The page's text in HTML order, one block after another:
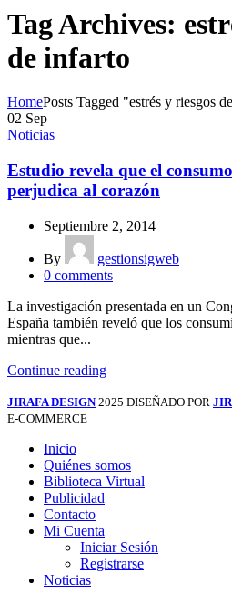
Tag Archives:
de infarto
HomePosts Tagged "estrés y riesgos
02 Sep
Noticias
Estudio revela que el
perjudica al corazón
Septiembre 2, 2014
By
gestionsigweb
0 comments
La investigación presentada en un
España también reveló que los
mientras que...
Continue reading
JIRAFA DESIGN 2025 DISEÑADO POR
E-COMMERCE
Inicio
Quiénes somos
Biblioteca Virtual
Publicidad
Contacto
Mi Cuenta
Iniciar Sesión
Registrarse
Noticias